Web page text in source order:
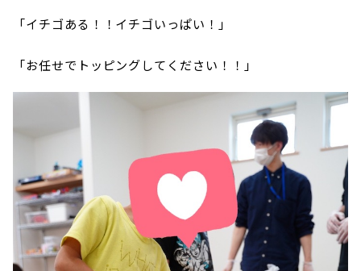
「イチゴある！！イチゴいっぱい！」
「お任せでトッピングしてください！！」